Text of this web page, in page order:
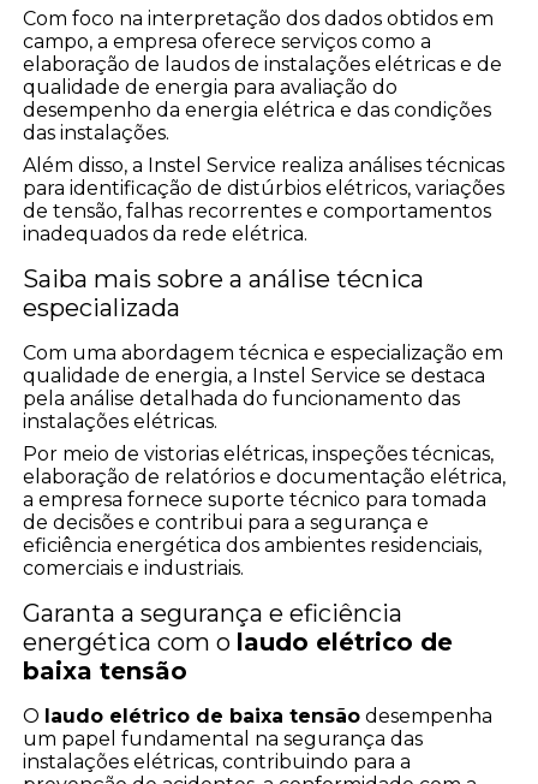
Com foco na interpretação dos dados obtidos em
campo, a empresa oferece serviços como a
elaboração de laudos de instalações elétricas e de
qualidade de energia para avaliação do
desempenho da energia elétrica e das condições
das instalações.
Além disso, a Instel Service realiza análises técnicas
para identificação de distúrbios elétricos, variações
de tensão, falhas recorrentes e comportamentos
inadequados da rede elétrica.
Saiba mais sobre a análise técnica
especializada
Com uma abordagem técnica e especialização em
qualidade de energia, a Instel Service se destaca
pela análise detalhada do funcionamento das
instalações elétricas.
Por meio de vistorias elétricas, inspeções técnicas,
elaboração de relatórios e documentação elétrica,
a empresa fornece suporte técnico para tomada
de decisões e contribui para a segurança e
eficiência energética dos ambientes residenciais,
comerciais e industriais.
Garanta a segurança e eficiência
energética com o laudo elétrico de
baixa tensão
O laudo elétrico de baixa tensão desempenha
um papel fundamental na segurança das
instalações elétricas, contribuindo para a